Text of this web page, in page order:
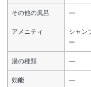
その他の風呂 ―
アメニティ
シャン
ー
湯の種類 ―
効能 ―